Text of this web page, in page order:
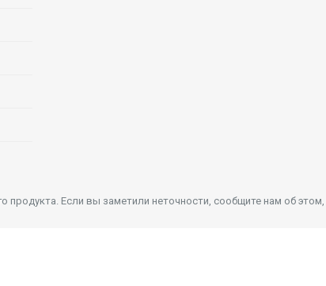
Если вы заметили неточности, сообщите нам об этом,